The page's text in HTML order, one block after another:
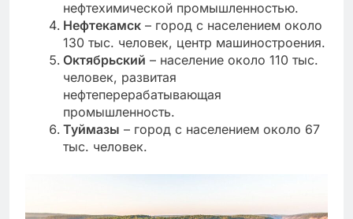
нефтехимической промышленностью.
Нефтекамск – город с населением около
130 тыс. человек, центр машиностроения.
Октябрьский – население около 110 тыс.
человек, развитая
нефтеперерабатывающая
промышленность.
Туймазы – город с населением около 67
тыс. человек.